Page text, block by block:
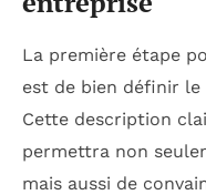
La première étape
est de bien définir
Cette description
permettra non
mais aussi de